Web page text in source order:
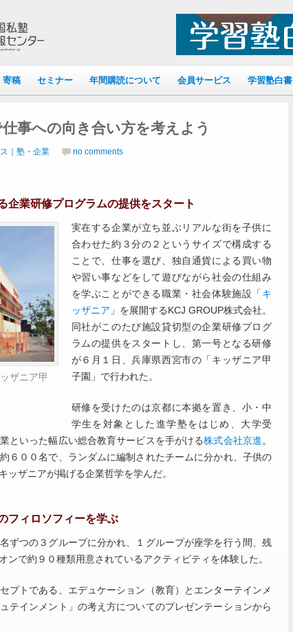
寄稿 セミナー 年間購読について 会員サービス 学習塾白書
仕事への向き合い方を考えよう
｜塾・企業 no comments
企業研修プログラムの提供をスタート
ザニア甲
実在する企業が立ち並ぶリアルな街を子供に
合わせた約３分の２というサイズで構成する
ことで、仕事を選び、独自通貨による買い物
や習い事などをして遊びながら社会の仕組み
を学ぶことができる職業・社会体験施設「 キ
ッザニア 」を展開するKCJ GROUP株式会社。
同社がこのたび施設貸切型の企業研修プログ
ラムの提供をスタートし、第一号となる研修
が６月１日、兵庫県西宮市の「キッザニア甲
子園」で行われた。
研修を受けたのは京都に本拠を置き、小・中
学生を対象とした進学塾をはじめ、大学受
といった幅広い総合教育サービスを手がける株式会社京進。
６００名で、ランダムに編制されたチームに分かれ、子供の
ッザニアが掲げる企業哲学を学んだ。
フィロソフィーを学ぶ
ずつの３グループに分かれ、１グループが座学を行う間、残
ンで約９０種類用意されているアクティビティを体験した。
プトである、エデュケーション（教育）とエンターテインメ
テインメント」の考え方についてのプレゼンテーションから